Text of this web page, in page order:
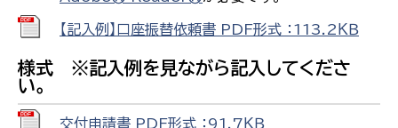
【記入例】口座振替依頼書 PDF形式 ：113.2ＫＢ
様式 ※記入例を見ながら記入してくださ
い。
交付申請書 PDF形式 ：91.7ＫＢ